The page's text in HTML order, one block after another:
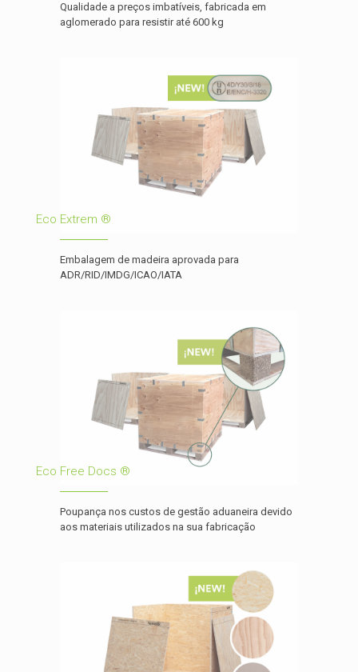
Qualidade a preços imbatíveis, fabricada em
aglomerado para resistir até 600 kg
Eco Extrem ®
Embalagem de madeira aprovada para
ADR/RID/IMDG/ICAO/IATA
Eco Free Docs ®
Poupança nos custos de gestão aduaneira devido
aos materiais utilizados na sua fabricação